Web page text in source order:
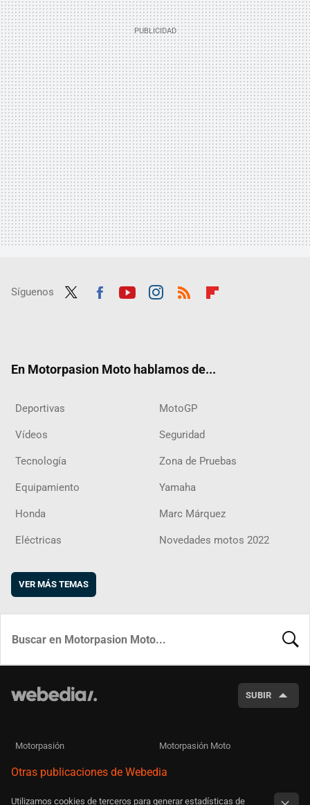
Síguenos
En Motorpasion Moto hablamos de...
Deportivas MotoGP
Vídeos Seguridad
Tecnología Zona de Pruebas
Equipamiento Yamaha
Honda Marc Márquez
Eléctricas Novedades motos 2022
VER MÁS TEMAS
SUBIR
Motorpasión Motorpasión Moto
Otras publicaciones de Webedia
Utilizamos cookies de terceros para generar estadísticas de